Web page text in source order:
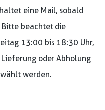
eine Mail, sobald
beachtet die
13:00 bis 18:30 Uhr,
oder Abholung
werden.